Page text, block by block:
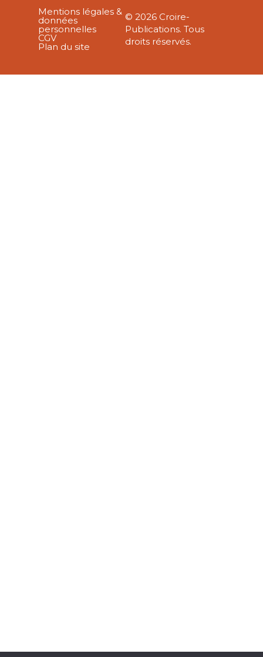
Mentions légales &
données
personnelles
CGV
Plan du site
© 2026 Croire-
Publications. Tous
droits réservés.